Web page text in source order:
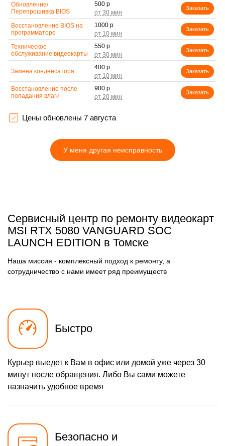
Обновление/
Перепрошивка BIOS
500 р
Заказать
Восстановление BIOS на
программаторе
1000 р
Заказать
Техническое
обслуживание видеокарты
550 р
Заказать
Замена конденсатора
400 р
Заказать
Восстановление после
попадания влаги
900 р
Заказать
Замена термопасты
Замена разъема
400 р
Цены обновлены 7 августа
У меня другая неисправность
Сервисный центр по ремонту видеокарт
MSI RTX 5080 VANGUARD SOC
LAUNCH EDITION в Томске
Наша миссия - комплексный подход к ремонту, а
сотрудничество с нами имеет ряд преимуществ
Быстро
Курьер выедет к Вам в офис или домой уже через 30
минут после обращения. Либо Вы сами можете
назначить удобное время
Безопасно и